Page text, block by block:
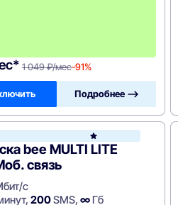
1 049 ₽/мес-91%
Подробнее —>
bee MULTI LITE
связь
с
200SMS, ∞Гб